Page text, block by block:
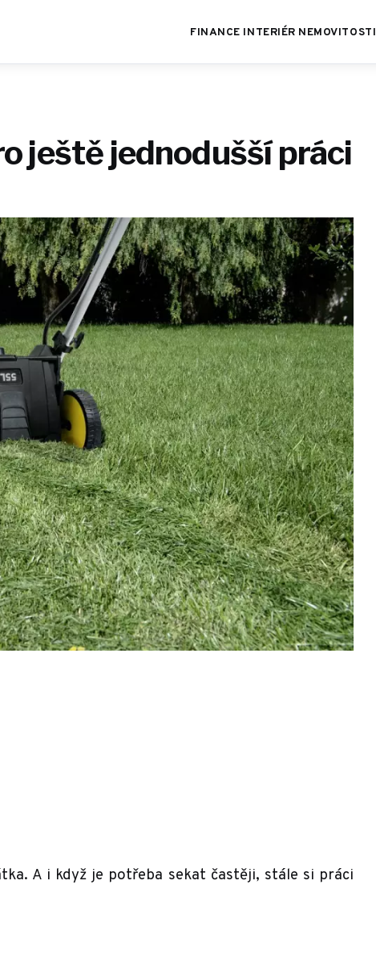
FINANCE INTERIÉR NEMOVITOSTI
ještě jednodušší práci
A i když je potřeba sekat častěji, stále si práci